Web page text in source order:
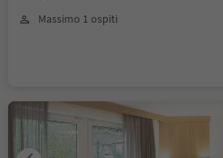
Massimo 1 ospiti